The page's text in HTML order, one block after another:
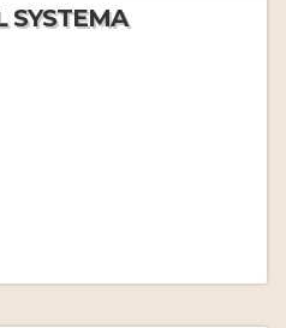
SYSTEMA